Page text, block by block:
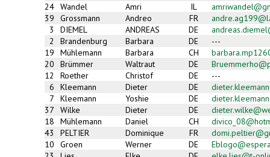
24 Wandel Amri IL
39
Grossmann Andreo FR
3
DIEMEL ANDREAS DE
2
Brandenburg Barbara DE
---
19
Mühlemann Barbara CH
20
Brümmer Waltraut DE
12
Roether Christof DE
---
6
Kleemann Dieter DE
7
Kleemann Yoshie DE
37
Wilke Dieter DE
18
Mühlemann Daniel CH
43
PELTIER Dominique FR
10
Groen Werner DE